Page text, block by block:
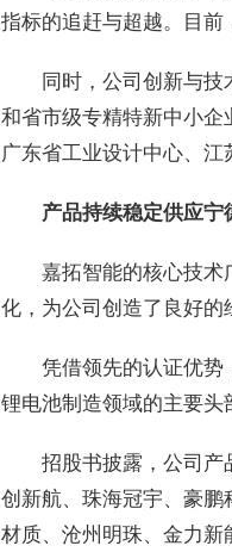
指标的追赶与超越。目前
同时，公司创新与技
和省市级专精特新中小
广东省工业设计中心、江
产品持续稳定供应
嘉拓智能的核心技
化，为公司创造了良好的
凭借领先的认证优
锂电池制造领域的主要头
招股书披露，公司产
创新航、珠海冠宇、豪
材质、沧州明珠、金力